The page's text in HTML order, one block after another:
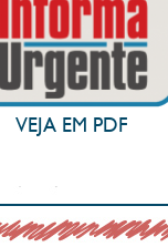
VEJA EM PDF